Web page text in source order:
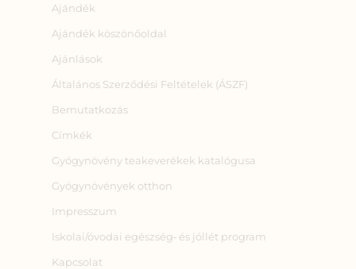
Ajándék
Ajándék köszönőoldal
Ajánlások
Általános Szerződési Feltételek (ÁSZF)
Bemutatkozás
Címkék
Gyógynövény teakeverékek katalógusa
Gyógynövények otthon
Impresszum
Iskolai/óvodai egészség‑ és jóllét program
Kapcsolat